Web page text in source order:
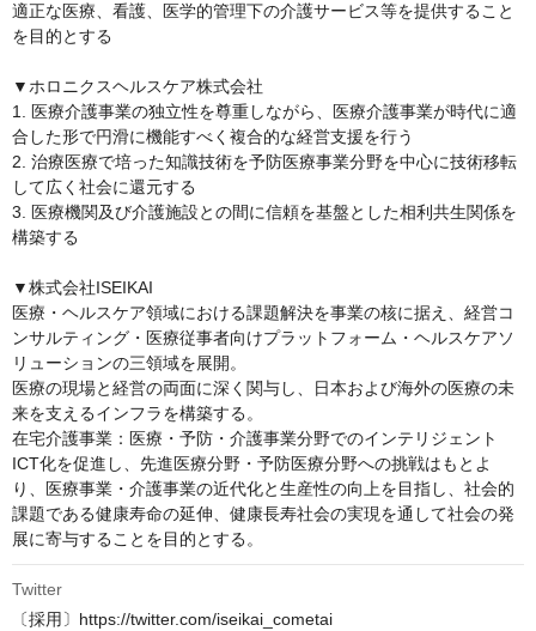
適正な医療、看護、医学的管理下の介護サービス等を提供すること
を目的とする
▼ホロニクスヘルスケア株式会社
1. 医療介護事業の独立性を尊重しながら、医療介護事業が時代に適
合した形で円滑に機能すべく複合的な経営支援を行う
2. 治療医療で培った知識技術を予防医療事業分野を中心に技術移転
して広く社会に還元する
3. 医療機関及び介護施設との間に信頼を基盤とした相利共生関係を
構築する
▼株式会社ISEIKAI
医療・ヘルスケア領域における課題解決を事業の核に据え、経営コ
ンサルティング・医療従事者向けプラットフォーム・ヘルスケアソ
リューションの三領域を展開。
医療の現場と経営の両面に深く関与し、日本および海外の医療の未
来を支えるインフラを構築する。
在宅介護事業：医療・予防・介護事業分野でのインテリジェント
ICT化を促進し、先進医療分野・予防医療分野への挑戦はもとよ
り、医療事業・介護事業の近代化と生産性の向上を目指し、社会的
課題である健康寿命の延伸、健康長寿社会の実現を通して社会の発
展に寄与することを目的とする。
Twitter
〔採用〕https://twitter.com/iseikai_cometai